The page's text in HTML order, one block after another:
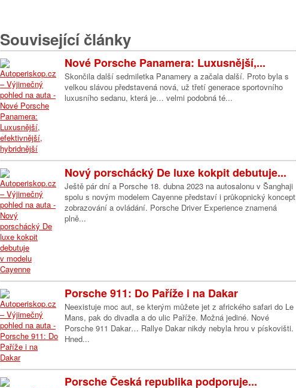
Související články
Nové Porsche Panamera: Luxusnější,...
Skončila další sedmiletka Panamery a začala další. Proto byla s
velkou slávou představená nová, už třetí generace sportovního
luxusního sedanu, která je… velmi podobná té...
Nový porschácký De luxe kokpit debutuje...
Ještě pár dní a Porsche 18. dubna 2023 na autosalonu v Šanghaji
spolu s novým modelem Cayenne představí i průkopnický koncept
zobrazování a ovládání. Porsche Driver Experience znamená
plně...
Porsche 911: Do Paříže i na Dakar
Neexistuje moc aut, se kterým můžete jet z afrického safari do Le
Mans, pak do divadla a do ulic Paříže. Možná jediné. Nové
Porsche 911 Dakar… Rallye Dakar nikdy nebyla hrou v pískovišti.
Hned...
Porsche Česká republika podporuje...